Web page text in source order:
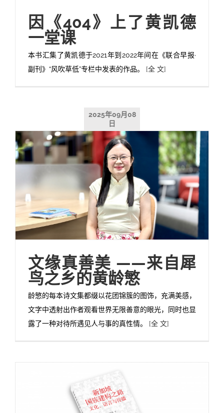
因《404》上了黄凯德
一堂课
本书汇集了黄凯德于2021年到2022年间在《联合早报·
副刊》“风吹草低”专栏中发表的作品。 [全 文]
2025年09月08
日
文缘真善美 ——来自犀
鸟之乡的黄龄慜
龄慜的每本诗文集都缀以花团锦簇的图饰，充满美感，
文字中透射出作者观看世界无限善意的眼光，同时也显
露了一种对待所遇见人与事的真性情。 [全 文]